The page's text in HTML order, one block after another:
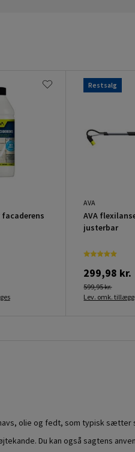
facaderens
Restsalg
AVA
AVA
justerbar
299,98 kr.
599,95 kr.
Lev. omk.
olie og fedt, som typisk sætter
Du kan også sagtens